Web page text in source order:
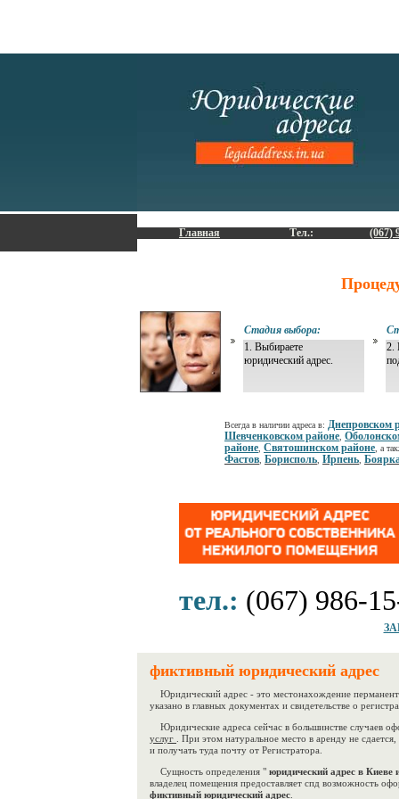
Главная Тел.: (067)
Стадия выбора:
1. Выбираете
юридический адрес.
2.
Всегда в наличии адреса в: Днепровском
Шевченковском районе
районе Святошинском районе , а
Фастов Борисполь Ирпень
тел.: (067) 986-
фиктивный юридический адрес
Юридический адрес - это местонахождение
указано в главных документах и свидетельстве о
Юридические адреса сейчас в большинстве случаев
услуг
. При этом натуральное место в аренду не
и получать туда почту от Регистратора.
Сущность определения " юридический адрес в Киеве
владелец помещения предоставляет спд возможность
фиктивный юридический адрес